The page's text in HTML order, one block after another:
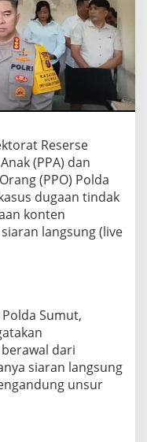
Reserse
(PPA) dan
(PPO) Polda
dugaan tindak
konten
langsung (live
Sumut,
dari
siaran langsung
unsur